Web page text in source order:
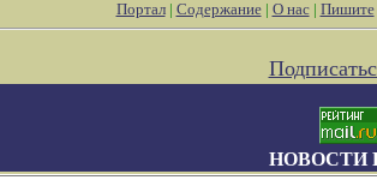
Портал| Содержание| О нас| Пишите
НОВОСТИ